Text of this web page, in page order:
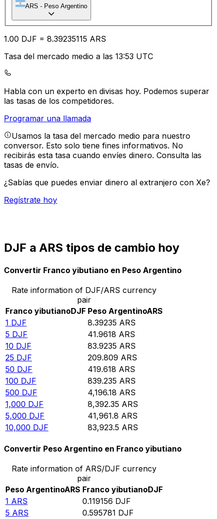
ARS - Peso Argentino
1.00 DJF = 8.39235115 ARS
Tasa del mercado medio a las 13:53 UTC
Habla con un experto en divisas hoy. Podemos superar
las tasas de los competidores.
Programar una llamada
Usamos la tasa del mercado medio para nuestro
conversor. Esto solo tiene fines informativos. No
recibirás esta tasa cuando envíes dinero. Consulta las
tasas de envío.
¿Sabías que puedes enviar dinero al extranjero con Xe?
Regístrate hoy
DJF a ARS tipos de cambio hoy
Convertir Franco yibutiano en Peso Argentino
Rate information of DJF/ARS currency
pair
Franco yibutianoDJF Peso ArgentinoARS
1 DJF 8.39235 ARS
5 DJF 41.9618 ARS
10 DJF 83.9235 ARS
25 DJF 209.809 ARS
50 DJF 419.618 ARS
100 DJF 839.235 ARS
500 DJF 4,196.18 ARS
1,000 DJF 8,392.35 ARS
5,000 DJF 41,961.8 ARS
10,000 DJF 83,923.5 ARS
Convertir Peso Argentino en Franco yibutiano
Rate information of ARS/DJF currency
pair
Peso ArgentinoARS Franco yibutianoDJF
1 ARS 0.119156 DJF
5 ARS 0.595781 DJF